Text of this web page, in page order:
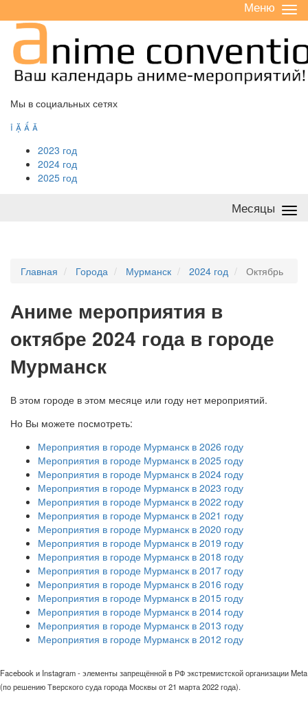
/
Меню
Мы в социальных сетях
   
2023 год
2024 год
2025 год
Месяцы
Главная Города Мурманск 2024 год Октябрь
Аниме мероприятия в
октябре 2024 года в городе
Мурманск
В этом городе в этом месяце или году нет мероприятий.
Но Вы можете посмотреть:
Мероприятия в городе Мурманск в 2026 году
Мероприятия в городе Мурманск в 2025 году
Мероприятия в городе Мурманск в 2024 году
Мероприятия в городе Мурманск в 2023 году
Мероприятия в городе Мурманск в 2022 году
Мероприятия в городе Мурманск в 2021 году
Мероприятия в городе Мурманск в 2020 году
Мероприятия в городе Мурманск в 2019 году
Мероприятия в городе Мурманск в 2018 году
Мероприятия в городе Мурманск в 2017 году
Мероприятия в городе Мурманск в 2016 году
Мероприятия в городе Мурманск в 2015 году
Мероприятия в городе Мурманск в 2014 году
Мероприятия в городе Мурманск в 2013 году
Мероприятия в городе Мурманск в 2012 году
Facebook и Instagram - элементы запрещённой в РФ экстремистской организации Meta
(по решению Тверского суда города Москвы от 21 марта 2022 года).